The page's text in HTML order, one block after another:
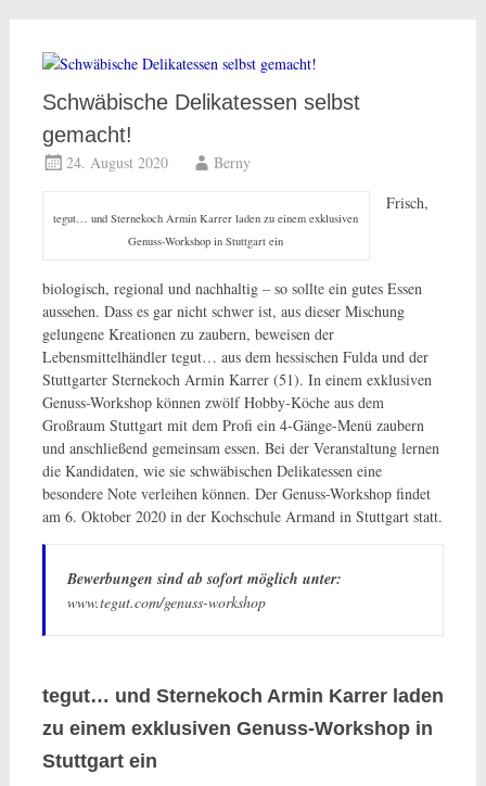
Schwäbische Delikatessen selbst
gemacht!
24. August 2020 Berny
tegut… und Sternekoch Armin Karrer laden zu einem exklusiven
Genuss-Workshop in Stuttgart ein
Frisch,
biologisch, regional und nachhaltig – so sollte ein gutes Essen
aussehen. Dass es gar nicht schwer ist, aus dieser Mischung
gelungene Kreationen zu zaubern, beweisen der
Lebensmittelhändler tegut… aus dem hessischen Fulda und der
Stuttgarter Sternekoch Armin Karrer (51). In einem exklusiven
Genuss-Workshop können zwölf Hobby-Köche aus dem
Großraum Stuttgart mit dem Profi ein 4-Gänge-Menü zaubern
und anschließend gemeinsam essen. Bei der Veranstaltung lernen
die Kandidaten, wie sie schwäbischen Delikatessen eine
besondere Note verleihen können. Der Genuss-Workshop findet
am 6. Oktober 2020 in der Kochschule Armand in Stuttgart statt.
Bewerbungen sind ab sofort möglich unter:
www.tegut.com/genuss-workshop
tegut… und Sternekoch Armin Karrer laden
zu einem exklusiven Genuss-Workshop in
Stuttgart ein